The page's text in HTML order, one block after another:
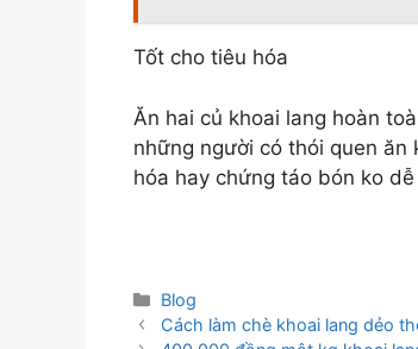
Tốt cho tiêu hóa
Ăn hai củ khoai lang hoàn
những người có thói quen
hóa hay chứng táo bón ko dễ
Danh
mục
Blog
Cách làm chè khoai lang dẻo